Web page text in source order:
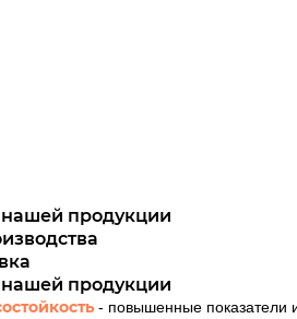
продукции
продукции
- повышенные показатели